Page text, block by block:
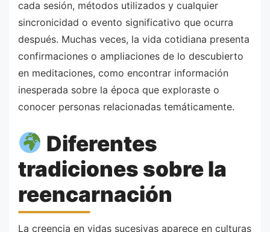
cada sesión, métodos utilizados y cualquier
sincronicidad o evento significativo que ocurra
después. Muchas veces, la vida cotidiana presenta
confirmaciones o ampliaciones de lo descubierto
en meditaciones, como encontrar información
inesperada sobre la época que exploraste o
conocer personas relacionadas temáticamente.
Diferentes
tradiciones sobre la
reencarnación
La creencia en vidas sucesivas aparece en culturas